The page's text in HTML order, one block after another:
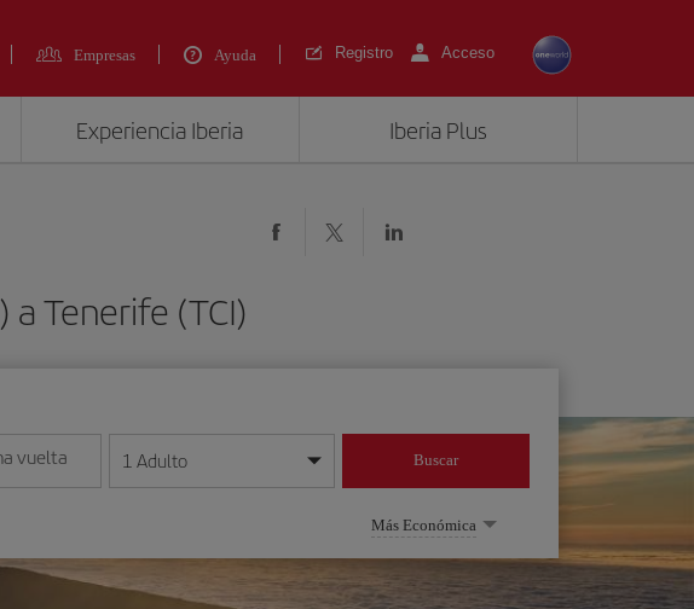
Empresas Ayuda Registro Acceso
Experiencia Iberia Iberia Plus
a Tenerife (TCI)
mes/año
vuelta
la fecha en formato día/mes/año
1 Adulto Buscar
Más Económica